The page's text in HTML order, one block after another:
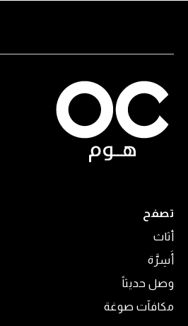
تصفح
أثاث
أَسِرَّة
وصل حديثاً
مكافآت صوغة